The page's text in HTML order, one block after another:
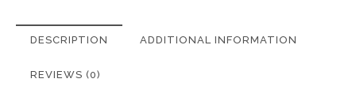
DESCRIPTION ADDITIONAL INFORMATION
REVIEWS (0)